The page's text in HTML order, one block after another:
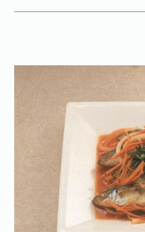
お〜いお茶
健康ミネラルむぎ茶
TULLY'S COFFEE
1日分の野菜
商品情報
お茶を知る・楽しむ
お茶を知る・楽しむ
お茶を楽しむ
お茶のいれ方
動画ギャラリー
体験・イベント
体験・イベント
見学・体験
工場見学
店舗・通販
店舗・通販
お客様相談室